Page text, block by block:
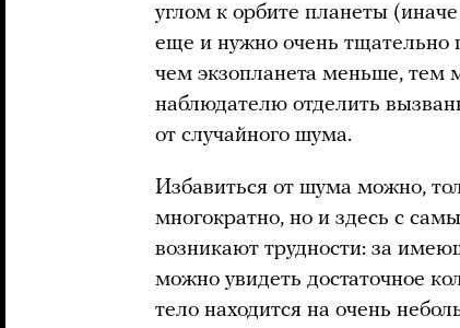
углом к орбите планеты
еще и нужно очень тщательно
чем экзопланета меньше, тем
наблюдателю отделить
от случайного шума.
Избавиться от шума можно,
многократно, но и здесь с
возникают трудности: за
можно увидеть достаточное
тело находится на очень